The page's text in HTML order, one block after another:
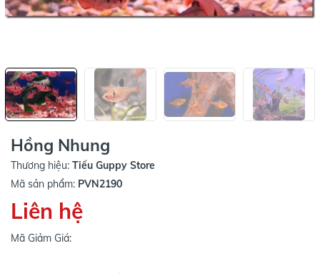
Hồng Nhung
Thương hiệu: Tiếu Guppy Store
Mã sản phẩm: PVN2190
Liên hệ
Mã Giảm Giá: